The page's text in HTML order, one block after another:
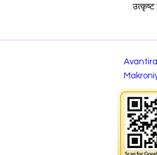
उत्कृष्ट